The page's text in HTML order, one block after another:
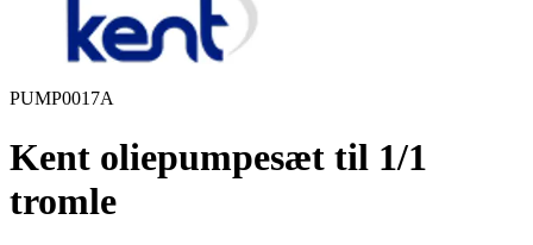
PUMP0017A
Kent oliepumpesæt til 1/1
tromle